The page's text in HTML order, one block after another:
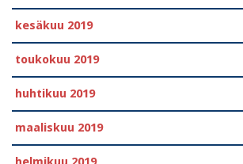
kesäkuu 2019
toukokuu 2019
huhtikuu 2019
maaliskuu 2019